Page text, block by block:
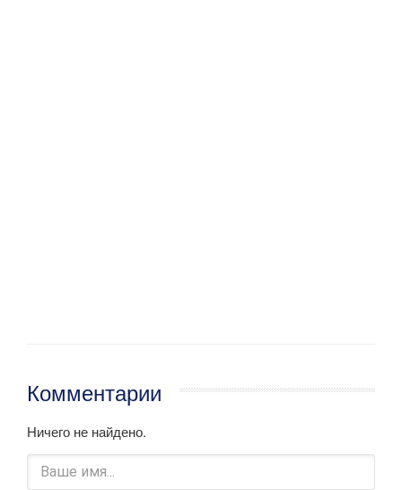
Комментарии
Ничего не найдено.